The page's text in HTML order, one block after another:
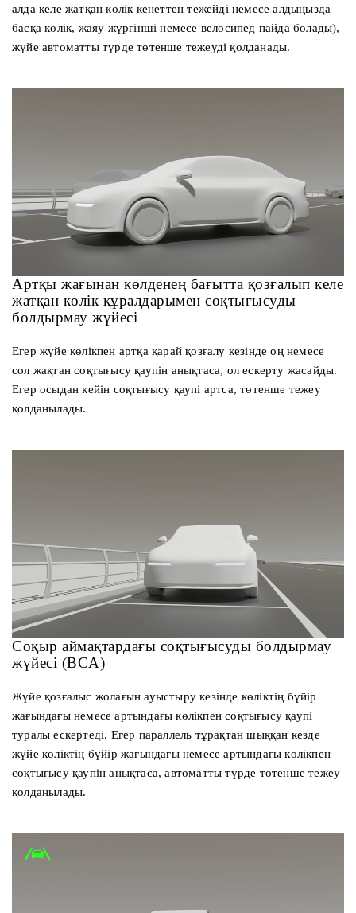
алда келе жатқан көлік кенеттен тежейді немесе алдыңызда
басқа көлік, жаяу жүргінші немесе велосипед пайда болады),
жүйе автоматты түрде төтенше тежеуді қолданады.
Артқы жағынан көлденең бағытта қозғалып келе
жатқан көлік құралдарымен соқтығысуды
болдырмау жүйесі
Егер жүйе көлікпен артқа қарай қозғалу кезінде оң немесе
сол жақтан соқтығысу қаупін анықтаса, ол ескерту жасайды.
Егер осыдан кейін соқтығысу қаупі артса, төтенше тежеу
қолданылады.
Соқыр аймақтардағы соқтығысуды болдырмау
жүйесі (BCA)
Жүйе қозғалыс жолағын ауыстыру кезінде көліктің бүйір
жағындағы немесе артындағы көлікпен соқтығысу қаупі
туралы ескертеді. Егер параллель тұрақтан шыққан кезде
жүйе көліктің бүйір жағындағы немесе артындағы көлікпен
соқтығысу қаупін анықтаса, автоматты түрде төтенше тежеу
қолданылады.